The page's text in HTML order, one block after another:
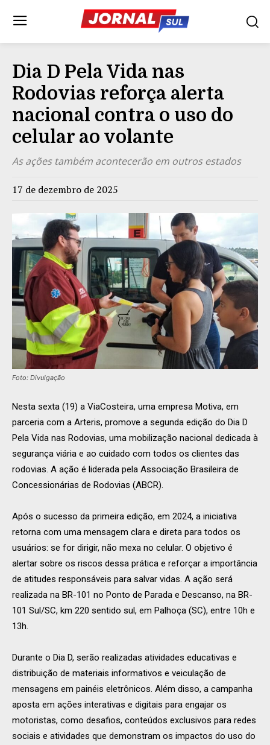
Dia D Pela Vida nas
Rodovias reforça alerta
nacional contra o uso do
celular ao volante
As ações também acontecerão em outros estados
17 de dezembro de 2025
Foto: Divulgação
Nesta sexta (19) a ViaCosteira, uma empresa Motiva, em
parceria com a Arteris, promove a segunda edição do Dia D
Pela Vida nas Rodovias, uma mobilização nacional dedicada à
segurança viária e ao cuidado com todos os clientes das
rodovias. A ação é liderada pela Associação Brasileira de
Concessionárias de Rodovias (ABCR).
Após o sucesso da primeira edição, em 2024, a iniciativa
retorna com uma mensagem clara e direta para todos os
usuários: se for dirigir, não mexa no celular. O objetivo é
alertar sobre os riscos dessa prática e reforçar a importância
de atitudes responsáveis para salvar vidas. A ação será
realizada na BR-101 no Ponto de Parada e Descanso, na BR-
101 Sul/SC, km 220 sentido sul, em Palhoça (SC), entre 10h e
13h.
Durante o Dia D, serão realizadas atividades educativas e
distribuição de materiais informativos e veiculação de
mensagens em painéis eletrônicos. Além disso, a campanha
aposta em ações interativas e digitais para engajar os
motoristas, como desafios, conteúdos exclusivos para redes
sociais e atividades que demonstram os impactos do uso do